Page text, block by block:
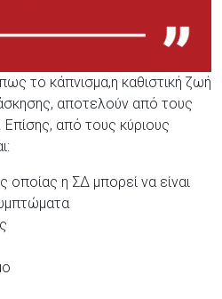
το κάπνισμα,η καθιστική ζωή
αποτελούν από τους
από τους κύριους
οποίας η ΣΔ μπορεί να είναι